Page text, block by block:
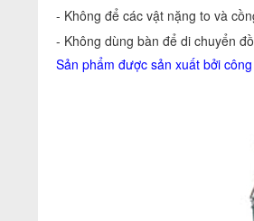
- Không để các vật nặng to và
- Không dùng bàn để di chuyển
Sản phẩm được sản xuất bởi